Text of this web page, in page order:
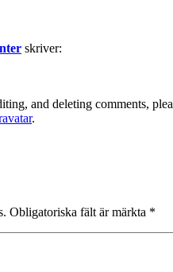
skriver:
and deleting comments,
.
Obligatoriska fält är märkta *